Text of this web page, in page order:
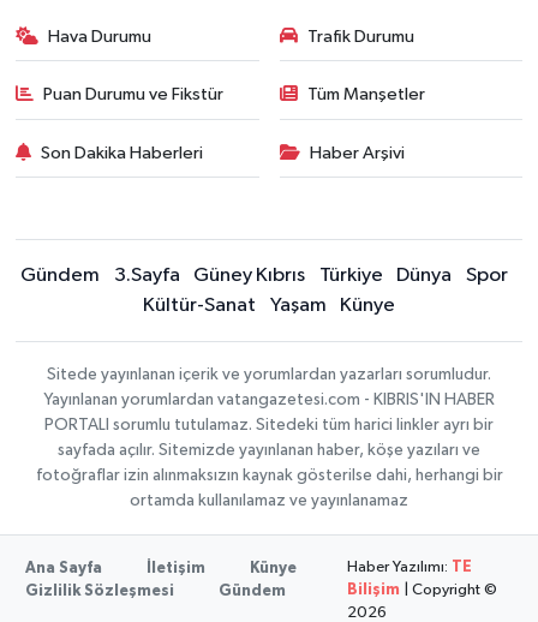
Hava Durumu Trafik Durumu
Puan Durumu ve Fikstür Tüm Manşetler
Son Dakika Haberleri Haber Arşivi
Gündem 3.Sayfa Güney Kıbrıs Türkiye Dünya
Spor
Kültür-Sanat
Yaşam Künye
Sitede yayınlanan içerik ve yorumlardan yazarları sorumludur.
Yayınlanan yorumlardan vatangazetesi.com - KIBRIS'IN HABER
PORTALI sorumlu tutulamaz. Sitedeki tüm harici linkler ayrı bir
sayfada açılır. Sitemizde yayınlanan haber, köşe yazıları ve
fotoğraflar izin alınmaksızın kaynak gösterilse dahi, herhangi bir
ortamda kullanılamaz ve yayınlanamaz
Ana Sayfa İletişim
Künye
Gizlilik Sözleşmesi
Gündem
Haber Yazılımı: TE
Bilişim | Copyright ©
2026